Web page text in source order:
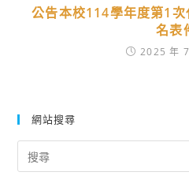
公告本校114學年度第1
名表
2025 年
網站搜尋
for: